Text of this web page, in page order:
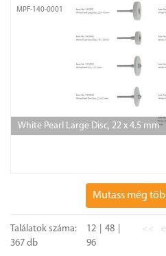
MPF-140-0001
White Pearl Large Disc, 22 x 4.5 mm
Mutass még
Találatok száma:
367 db
12
48
96
<<